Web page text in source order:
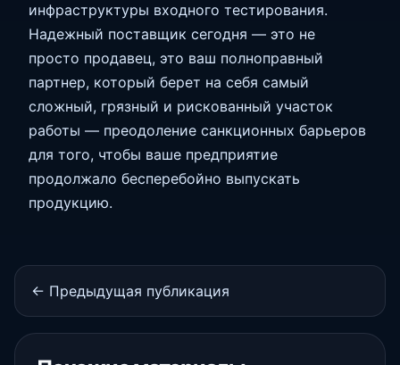
инфраструктуры входного тестирования.
Надежный поставщик сегодня — это не
просто продавец, это ваш полноправный
партнер, который берет на себя самый
сложный, грязный и рискованный участок
работы — преодоление санкционных барьеров
для того, чтобы ваше предприятие
продолжало бесперебойно выпускать
продукцию.
← Предыдущая публикация